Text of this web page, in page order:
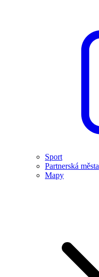
Sport
Partnerská města
Mapy